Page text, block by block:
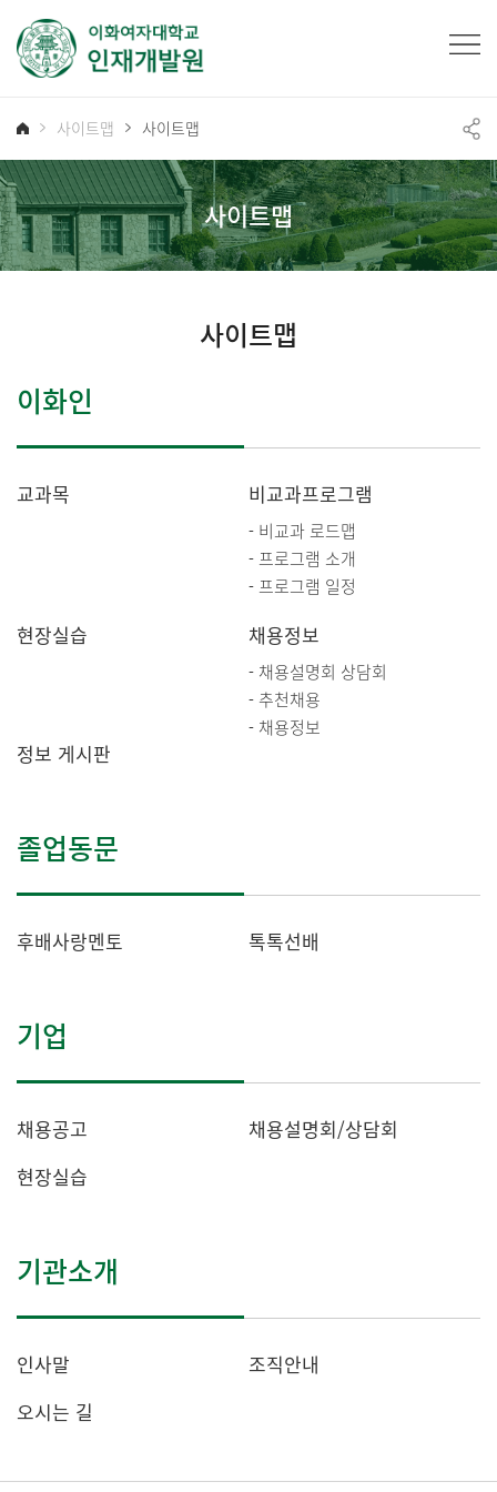
사이트맵 사이트맵
사이트맵
사이트맵
이화인
교과목 비교과프로그램
비교과 로드맵
프로그램 소개
프로그램 일정
현장실습 채용정보
채용설명회 상담회
추천채용
채용정보
정보 게시판
졸업동문
후배사랑멘토 톡톡선배
기업
채용공고
채용설명회/상담회
현장실습
기관소개
인사말
조직안내
오시는 길